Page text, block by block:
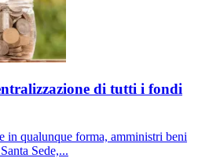
di tutti i fondi
in qualunque forma, amministri beni
Sede,...